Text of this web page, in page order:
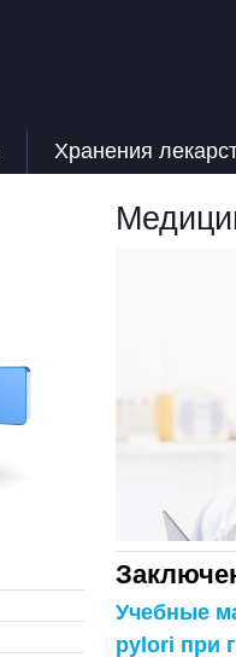
Хранения
Учебные
pylori при